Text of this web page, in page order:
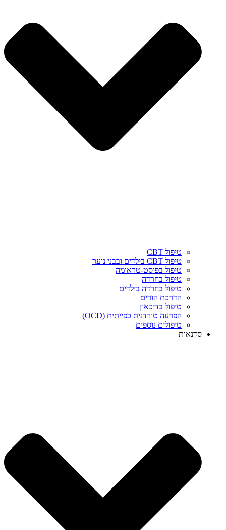
טיפול CBT
טיפול CBT בילדים ובבני נוער
טיפול בפוסט-טראומה
טיפול בחרדה
טיפול בחרדה בילדים
הדרכת הורים
טיפול בדיכאון
הפרעה טורדנית כפייתית (OCD)
טיפולים נוספים
סדנאות